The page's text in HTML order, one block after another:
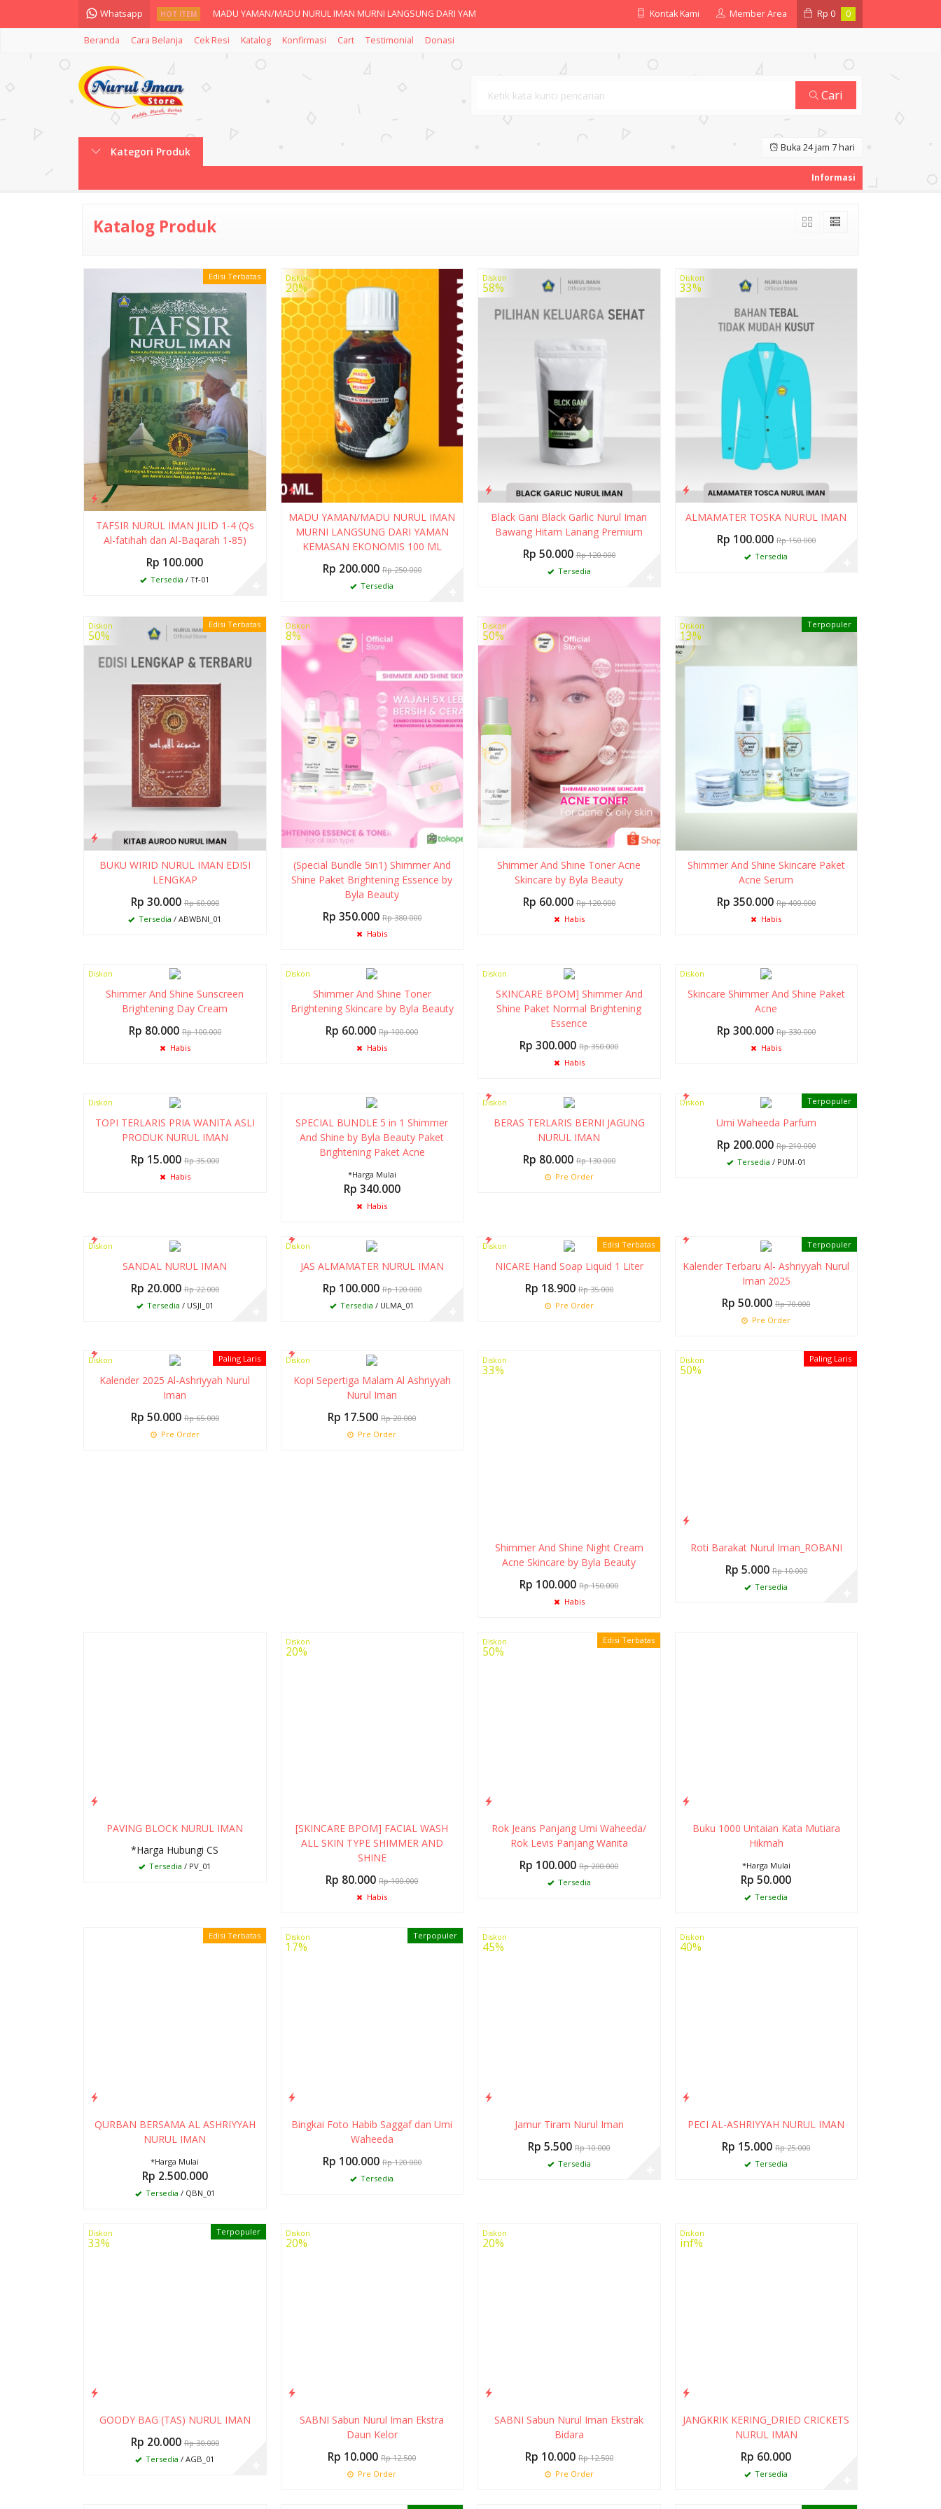
Whatsapp HOT ITEM MADU YAMAN/MADU NURUL IMAN MURNI LANGSUNG DARI YAM
Shimmer and Shine Paket Acne Essence
Skincare Shimmer And Shine Paket Acne
Shimmer And Shine Paket Brightening Moisturizer by
Shimmer And Shine Skincare Paket Acne Moisturizer
Kontak Kami Member Area Rp 0 0
Beranda Cara Belanja Cek Resi Katalog Konfirmasi Cart Testimonial Donasi
Cari
Kategori Produk Buka 24 jam 7 hari
Katalog Produk
Edisi Terbatas
TAFSIR NURUL IMAN JILID 1-4 (Qs
Al-fatihah dan Al-Baqarah 1-85)
Rp 100.000
Tersedia / Tf-01
Diskon
20%
MADU YAMAN/MADU NURUL IMAN
MURNI LANGSUNG DARI YAMAN
KEMASAN EKONOMIS 100 ML
Rp 200.000 Rp 250.000
Tersedia
Diskon
58%
Black Gani Black Garlic Nurul Iman
Bawang Hitam Lanang Premium
Rp 50.000 Rp 120.000
Tersedia
Diskon
33%
ALMAMATER TOSKA NURUL IMAN
Rp 100.000 Rp 150.000
Tersedia
Edisi Terbatas
Diskon
50%
BUKU WIRID NURUL IMAN EDISI
LENGKAP
Rp 30.000 Rp 60.000
Tersedia / ABWBNI_01
Diskon
8%
(Special Bundle 5in1) Shimmer And
Shine Paket Brightening Essence by
Byla Beauty
Rp 350.000 Rp 380.000
Habis
Diskon
50%
Shimmer And Shine Toner Acne
Skincare by Byla Beauty
Rp 60.000 Rp 120.000
Habis
Terpopuler
Diskon
13%
Shimmer And Shine Skincare Paket
Acne Serum
Rp 350.000 Rp 400.000
Habis
Diskon
Shimmer And Shine Sunscreen
Brightening Day Cream
Rp 80.000 Rp 100.000
Habis
Diskon
Shimmer And Shine Toner
Brightening Skincare by Byla Beauty
Rp 60.000 Rp 100.000
Habis
Diskon
SKINCARE BPOM] Shimmer And
Shine Paket Normal Brightening
Essence
Rp 300.000 Rp 350.000
Habis
Diskon
Skincare Shimmer And Shine Paket
Acne
Rp 300.000 Rp 330.000
Habis
Diskon
TOPI TERLARIS PRIA WANITA ASLI
PRODUK NURUL IMAN
Rp 15.000 Rp 35.000
Habis
SPECIAL BUNDLE 5 in 1 Shimmer
And Shine by Byla Beauty Paket
Brightening Paket Acne
*Harga Mulai
Rp 340.000
Habis
Diskon
BERAS TERLARIS BERNI JAGUNG
NURUL IMAN
Rp 80.000 Rp 130.000
Pre Order
Terpopuler
Diskon
Umi Waheeda Parfum
Rp 200.000 Rp 210.000
Tersedia / PUM-01
Diskon
SANDAL NURUL IMAN
Rp 20.000 Rp 22.000
Tersedia / USJI_01
Diskon
JAS ALMAMATER NURUL IMAN
Rp 100.000 Rp 120.000
Tersedia / ULMA_01
Edisi Terbatas
Diskon
NICARE Hand Soap Liquid 1 Liter
Rp 18.900 Rp 35.000
Pre Order
Terpopuler
Kalender Terbaru Al- Ashriyyah Nurul
Iman 2025
Rp 50.000 Rp 70.000
Pre Order
Paling Laris
Diskon
Kalender 2025 Al-Ashriyyah Nurul
Iman
Rp 50.000 Rp 65.000
Pre Order
Diskon
Kopi Sepertiga Malam Al Ashriyyah
Nurul Iman
Rp 17.500 Rp 20.000
Pre Order
Diskon
33%
Shimmer And Shine Night Cream
Acne Skincare by Byla Beauty
Rp 100.000 Rp 150.000
Habis
Paling Laris
Diskon
50%
Roti Barakat Nurul Iman_ROBANI
Rp 5.000 Rp 10.000
Tersedia
PAVING BLOCK NURUL IMAN
*Harga Hubungi CS
Tersedia / PV_01
Diskon
20%
[SKINCARE BPOM] FACIAL WASH
ALL SKIN TYPE SHIMMER AND
SHINE
Rp 80.000 Rp 100.000
Habis
Edisi Terbatas
Diskon
50%
Rok Jeans Panjang Umi Waheeda/
Rok Levis Panjang Wanita
Rp 100.000 Rp 200.000
Tersedia
Buku 1000 Untaian Kata Mutiara
Hikmah
*Harga Mulai
Rp 50.000
Tersedia
Edisi Terbatas
QURBAN BERSAMA AL ASHRIYYAH
NURUL IMAN
*Harga Mulai
Rp 2.500.000
Tersedia / QBN_01
Terpopuler
Diskon
17%
Bingkai Foto Habib Saggaf dan Umi
Waheeda
Rp 100.000 Rp 120.000
Tersedia
Diskon
45%
Jamur Tiram Nurul Iman
Rp 5.500 Rp 10.000
Tersedia
Diskon
40%
PECI AL-ASHRIYYAH NURUL IMAN
Rp 15.000 Rp 25.000
Tersedia
Terpopuler
Diskon
33%
GOODY BAG (TAS) NURUL IMAN
Rp 20.000 Rp 30.000
Tersedia / AGB_01
Diskon
20%
SABNI Sabun Nurul Iman Ekstra
Daun Kelor
Rp 10.000 Rp 12.500
Pre Order
Diskon
20%
SABNI Sabun Nurul Iman Ekstrak
Bidara
Rp 10.000 Rp 12.500
Pre Order
Diskon
inf%
JANGKRIK KERING_DRIED CRICKETS
NURUL IMAN
Rp 60.000
Tersedia